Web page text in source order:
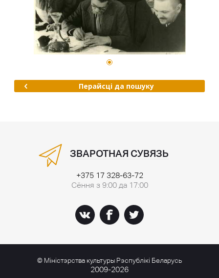
Перайсці да пошуку
ЗВАРОТНАЯ СУВЯЗЬ
+375 17 328-63-72
Сёння з 9:00 да 17:00
© Міністэрства культуры Рэспублікі Беларусь
2009-2026